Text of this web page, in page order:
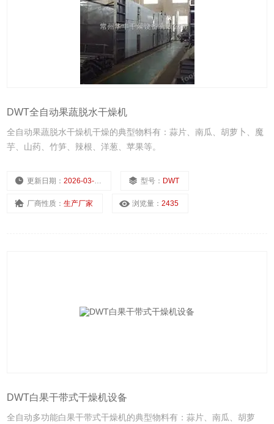
DWT全自动果蔬脱水干燥机
全自动果蔬脱水干燥机干燥的典型物料有：蒜片、南瓜、胡萝卜、魔
芋、山药、竹笋、辣根、洋葱、苹果等。
更新日期：2026-03-04 型号： DWT
厂商性质：生产厂家 浏览量：2435
DWT白果干带式干燥机设备
全自动多功能白果干带式干燥机的典型物料有：蒜片、南瓜、胡萝